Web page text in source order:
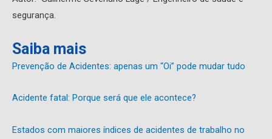
segurança.
Saiba mais
Prevenção de Acidentes: apenas um “Oi” pode mudar tudo
Acidente fatal: Porque será que ele acontece?
Estados com maiores índices de acidentes de trabalho no